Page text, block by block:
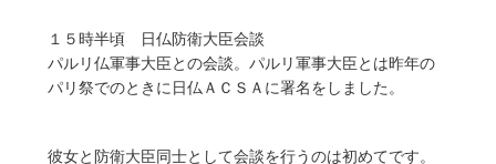
１５時半頃 日仏防衛大臣会談
パルリ仏軍事大臣との会談。パルリ軍事大臣とは昨年の
パリ祭でのときに日仏ＡＣＳＡに署名をしました。
彼女と防衛大臣同士として会談を行うのは初めてです。